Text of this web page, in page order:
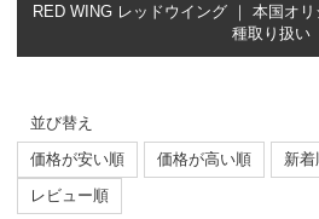
RED WING レッドウイング ｜ 本国オ
種取り扱い
並び替え
価格が安い順
価格が高い順 新着
レビュー順